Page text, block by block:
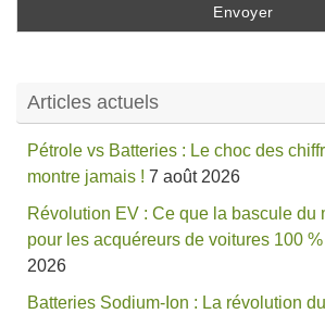
Articles actuels
Pétrole vs Batteries : Le choc des
montre jamais ! 7 août 2026
Révolution EV : Ce que la bascule du
pour les acquéreurs de voitures 100
2026
Batteries Sodium-Ion : La révolution